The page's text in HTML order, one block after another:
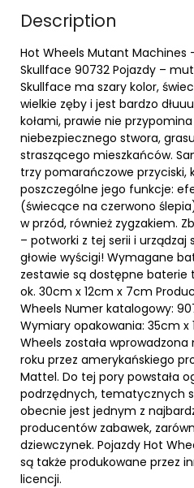
Description
Hot Wheels Mutant
Skullface 90732 Pojazdy –
Skullface ma szary kolor,
wielkie zęby i jest bardzo
kołami, prawie nie
niebezpiecznego stwora,
straszącego mieszkańców.
trzy pomarańczowe
poszczególne jego funkcje:
(świecące na czerwono
w przód, również zygzakiem.
– potworki z tej serii i urządzaj
głowie wyścigi! Wymagane
zestawie są dostępne baterie
ok. 30cm x 12cm x 7cm
Wheels Numer katalogowy:
Wymiary opakowania: 35cm x
Wheels została wprowadzona
roku przez amerykańskiego
Mattel. Do tej pory powstała
podrzędnych, tematycznych
obecnie jest jednym z
producentów zabawek,
dziewczynek. Pojazdy Hot
są także produkowane przez
licencji.